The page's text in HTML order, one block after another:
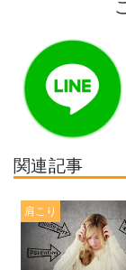
関連記事
肩こり